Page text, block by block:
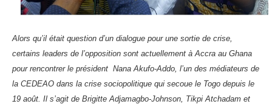
Alors qu’il était question d’un dialogue pour une sortie de crise,
certains leaders de l’opposition sont actuellement à Accra au Ghana
pour rencontrer le président Nana Akufo-Addo, l’un des médiateurs de
la CEDEAO dans la crise sociopolitique qui secoue le Togo depuis le
19 août. Il s’agit de Brigitte Adjamagbo-Johnson, Tikpi Atchadam et